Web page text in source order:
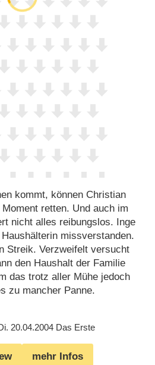
kommt, können Christian
retten. Und auch im
nicht alles reibungslos. Inge
missverstanden.
Streik. Verzweifelt versucht
den Haushalt der Familie
das trotz aller Mühe jedoch
zu mancher Panne.
20.04.2004 Das Erste
mehr Infos